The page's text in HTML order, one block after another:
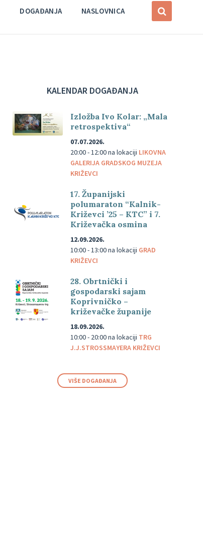
DOGAĐANJA NASLOVNICA
KALENDAR DOGAĐANJA
Izložba Ivo Kolar: „Mala
retrospektiva“
07.07.2026.
20:00 - 12:00na lokaciji LIKOVNA
GALERIJA GRADSKOG MUZEJA
KRIŽEVCI
17. Županijski
polumaraton “Kalnik-
Križevci ’25 – KTC” i 7.
Križevačka osmina
12.09.2026.
10:00 - 13:00na lokaciji GRAD
KRIŽEVCI
28. Obrtnički i
gospodarski sajam
Koprivničko –
križevačke županije
18.09.2026.
10:00 - 20:00na lokaciji TRG
J.J.STROSSMAYERA KRIŽEVCI
VIŠE DOGAĐANJA